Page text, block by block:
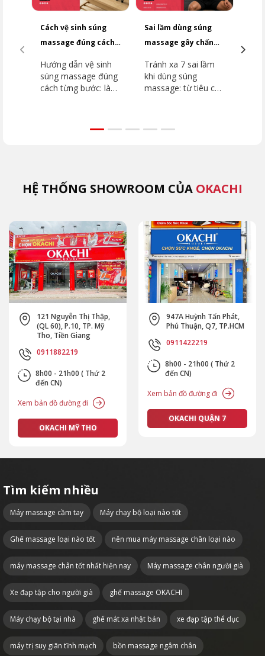
Cách vệ sinh súng
massage đúng cách
Hướng dẫn vệ sinh
súng massage đúng
cách từng bước: làm
Sai lầm dùng súng
massage gây chấn
tránh
Tránh xa 7 sai lầm
khi dùng súng
massage: từ tiêu cơ
HỆ THỐNG SHOWROOM CỦA OKACHI
121 Nguyễn Thị Thập,
(QL 60), P.10, TP. Mỹ
Tho, Tiền Giang
0911882219
8h00 - 21h00 ( Thứ 2
đến CN)
Xem bản đồ đường đi
OKACHI MỸ THO
947A Huỳnh Tấn Phát,
Phú Thuận, Q7, TP.HCM
0911422219
8h00 - 21h00 ( Thứ 2
đến CN)
Xem bản đồ đường đi
OKACHI QUẬN 7
Tìm kiếm nhiều
Máy massage cầm tay Máy chạy bộ loại nào tốt
Ghế massage loại nào tốt nên mua máy massage chân loại nào
máy massage chân tốt nhất hiện nay Máy massage chân người già
Xe đạp tập cho người già ghế massage OKACHI
Máy chạy bộ tại nhà ghế mát xa nhật bản xe đạp tập thể dục
máy trị suy giãn tĩnh mạch bồn massage ngâm chân